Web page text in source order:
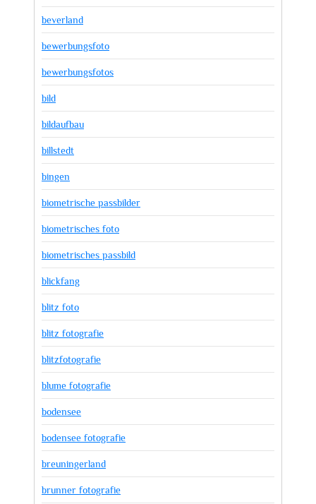
beverland
bewerbungsfoto
bewerbungsfotos
bild
bildaufbau
billstedt
bingen
biometrische passbilder
biometrisches foto
biometrisches passbild
blickfang
blitz foto
blitz fotografie
blitzfotografie
blume fotografie
bodensee
bodensee fotografie
breuningerland
brunner fotografie